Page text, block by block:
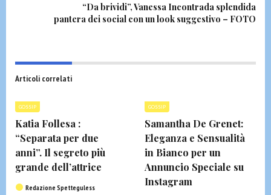
“Da brividi”, Vanessa Incontrada splendida
pantera dei social con un look suggestivo – FOTO
Articoli correlati
GOSSIP
Katia Follesa :
“Separata per due
anni”. Il segreto più
grande dell’attrice
Redazione Spetteguless
GOSSIP
Samantha De Grenet:
Eleganza e Sensualità
in Bianco per un
Annuncio Speciale su
Instagram